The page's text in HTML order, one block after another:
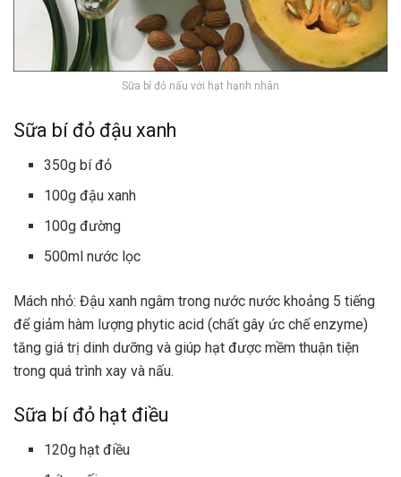
Sữa bí đỏ nấu với hạt hạnh nhân
Sữa bí đỏ đậu xanh
350g bí đỏ
100g đậu xanh
100g đường
500ml nước lọc
Mách nhỏ: Đậu xanh ngâm trong nước nước khoảng 5 tiếng
để giảm hàm lượng phytic acid (chất gây ức chế enzyme)
tăng giá trị dinh dưỡng và giúp hạt được mềm thuận tiện
trong quá trình xay và nấu.
Sữa bí đỏ hạt điều
120g hạt điều